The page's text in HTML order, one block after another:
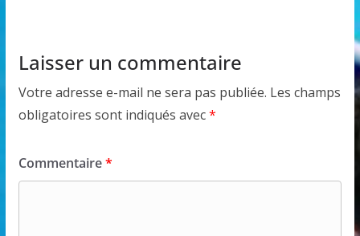
Laisser un commentaire
Votre adresse e-mail ne sera pas publiée. Les champs
obligatoires sont indiqués avec*
Commentaire*